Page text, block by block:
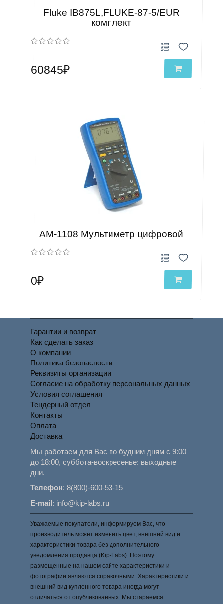
Fluke IB875L,FLUKE-87-5/EUR
комплект
60845₽
АМ-1108 Мультиметр цифровой
0₽
Гарантии и возврат
Как сделать заказ
О компании
Политика безопасности
Реквизиты организации
Согласие на обработку персональных данных
Условия соглашения
Тендерный отдел
Контакты
Оплата
Доставка
Мы работаем для Вас по будним дням с 9:00
до 18:00, суббота-воскресенье: выходные
дни.
Телефон:8(800)-600-53-15
E-mail: info@kip-labs.ru
Уважаемые покупатели, информируем Вас, что
производитель может изменить цвет, внешний вид и
характеристики товара без дополнительного
уведомления продавца (Kip-Labs). Поэтому
размещенные на нашем сайте характеристики и
фотографии являются справочными. Характеристики и
внешний вид купленного товара иногда могут
отличаться от опубликованных. Мы стараемся